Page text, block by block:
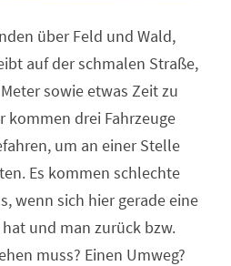
über Feld und Wald,
auf der schmalen Straße,
sowie etwas Zeit zu
kommen drei Fahrzeuge
um an einer Stelle
Es kommen schlechte
wenn sich hier gerade eine
und man zurück bzw.
muss? Einen Umweg?